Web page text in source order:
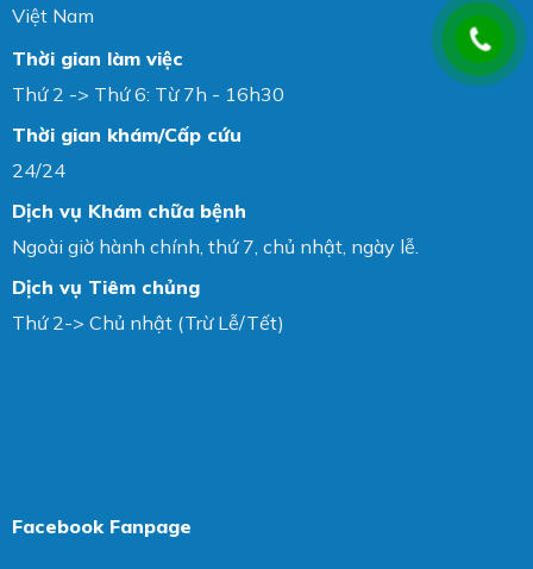
Việt Nam
Thời gian làm việc
Thứ 2 -> Thứ 6: Từ 7h - 16h30
Thời gian khám/Cấp cứu
24/24
Dịch vụ Khám chữa bệnh
Ngoài giờ hành chính, thứ 7, chủ nhật, ngày lễ.
Dịch vụ Tiêm chủng
Thứ 2-> Chủ nhật (Trừ Lễ/Tết)
Facebook Fanpage